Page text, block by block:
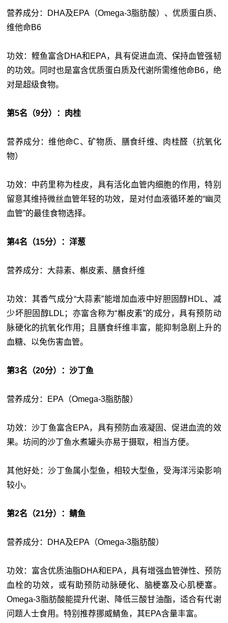
营养成分：DHA及EPA（Omega-3脂肪酸）、优质蛋白质、
维他命B6
功效：鲣鱼富含DHA和EPA，具有促进血流、保持血管强韧
的功效。同时也是富含优质蛋白质及代谢所需维他命B6，绝
对是超级食物。
第5名（9分）：肉桂
营养成分：维他命C、矿物质、膳食纤维、肉桂醛（抗氧化
物）
功效：中药里称为桂皮，具有活化血管内细胞的作用，特别
留意其维持微丝血管年轻的功效，是对付血液循环差的“幽灵
血管”的最佳食物选择。
第4名（15分）：洋葱
营养成分：大蒜素、槲皮素、膳食纤维
功效：其香气成分“大蒜素”能增加血液中好胆固醇HDL、减
少坏胆固醇LDL；亦富含称为“槲皮素”的成分，具有预防动
脉硬化的抗氧化作用；且膳食纤维丰富，能抑制急剧上升的
血糖、以免伤害血管。
第3名（20分）：沙丁鱼
营养成分：EPA（Omega-3脂肪酸）
功效：沙丁鱼富含EPA，具有预防血液凝固、促进血流的效
果。坊间的沙丁鱼水煮罐头亦易于摄取，相当方便。
其他好处：沙丁鱼属小型鱼，相较大型鱼，受海洋污染影响
较小。
第2名（21分）：鲭鱼
营养成分：DHA及EPA（Omega-3脂肪酸）
功效：富含优质油脂DHA和EPA，具有增强血管弹性、预防
血栓的功效，或有助预防动脉硬化、脑梗塞及心肌梗塞。
Omega-3脂肪酸能提升代谢、降低三酸甘油酯，适合有代谢
问题人士食用。特别推荐挪威鲭鱼，其EPA含量丰富。